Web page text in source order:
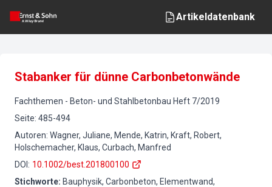
Artikeldatenbank
Stabanker für dünne Carbonbetonwände
Fachthemen - Beton- und Stahlbetonbau Heft 7/2019
Seite: 485-494
Autoren: Wagner, Juliane, Mende, Katrin, Kraft, Robert,
Holschemacher, Klaus, Curbach, Manfred
DOI : 10.1002/best.201800100
Stichworte: Bauphysik, Carbonbeton, Elementwand,